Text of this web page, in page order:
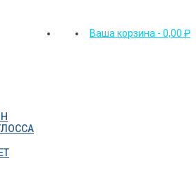
Ваша корзина - 0,00 ₽